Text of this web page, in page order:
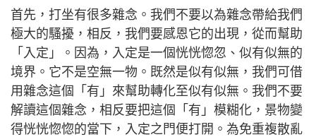
首先，打坐有很多雜念。我們不要以為雜念帶給我們
極大的騷擾，相反，我們要感恩它的出現，從而幫助
「入定」。因為，入定是一個恍恍惚忽、似有似無的
境界。它不是空無一物。既然是似有似無，我們可借
用雜念這個「有」來幫助轉化至似有似無。我們不要
解讀這個雜念，相反要把這個「有」模糊化，景物變
得恍恍惚惚的當下，入定之門便打開。為免重複散亂